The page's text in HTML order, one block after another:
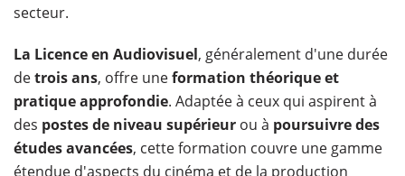
secteur.
La Licence en Audiovisuel, généralement d'une durée
detrois ans, offre uneformation théorique et
pratique approfondie. Adaptée à ceux qui aspirent à
des postes de niveau supérieur ou à poursuivre des
études avancées, cette formation couvre une gamme
étendue d'aspects du cinéma et de la production